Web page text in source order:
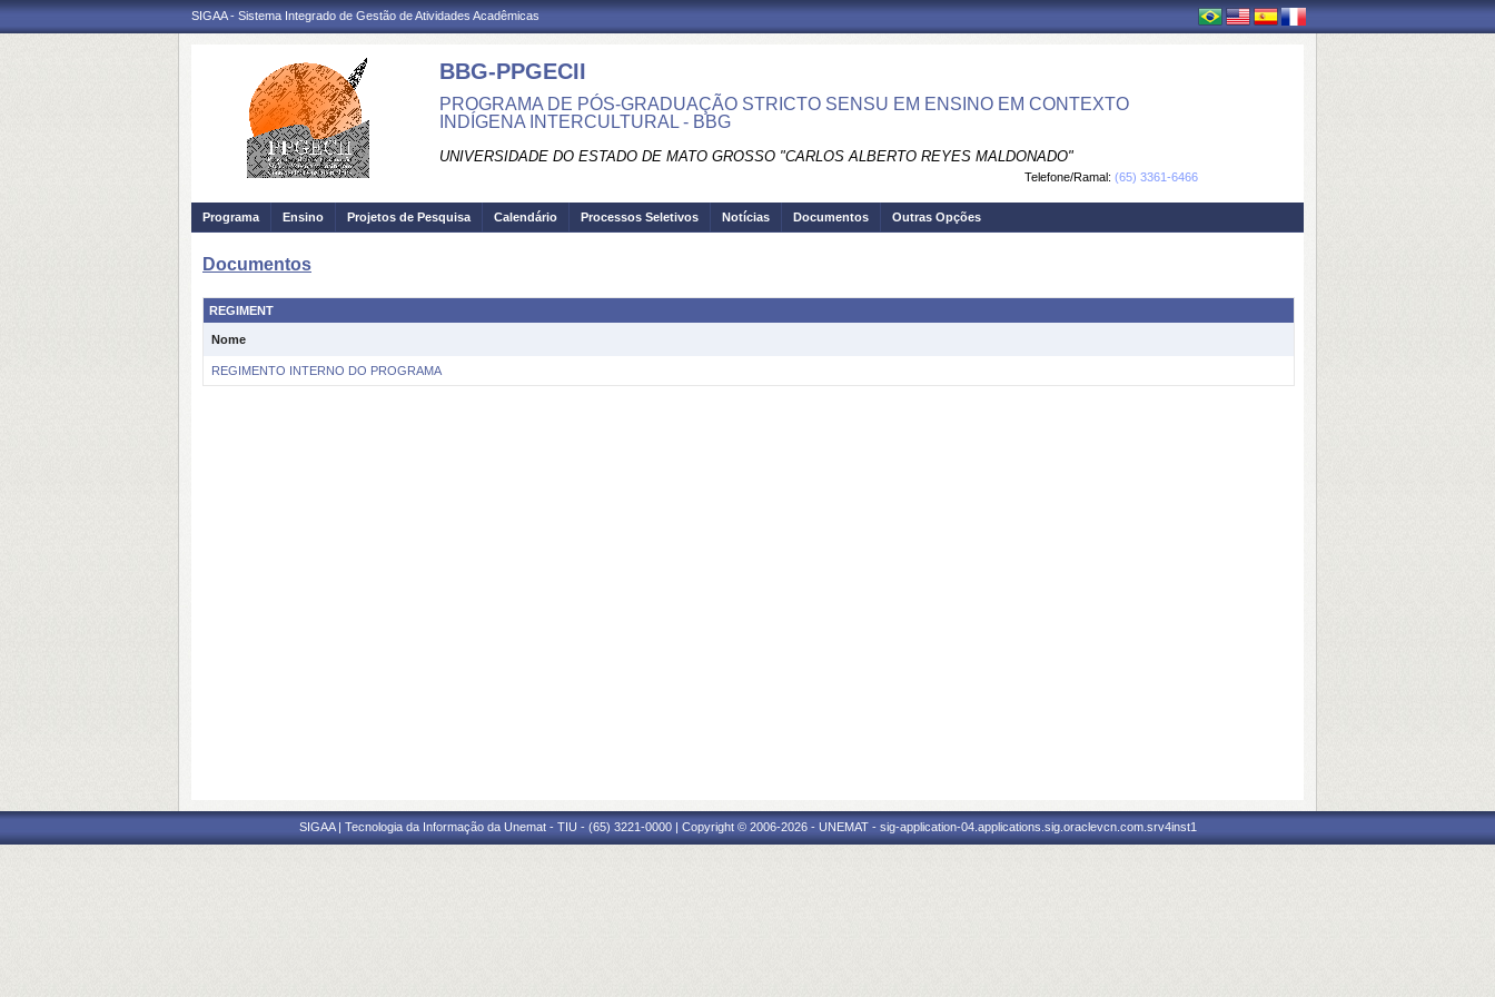
SIGAA - Sistema Integrado de Gestão de Atividades Acadêmicas
BBG-PPGECII
PROGRAMA DE PÓS-GRADUAÇÃO STRICTO SENSU EM ENSINO EM CONTEXTO
INDÍGENA INTERCULTURAL - BBG
UNIVERSIDADE DO ESTADO DE MATO GROSSO "CARLOS ALBERTO REYES MALDONADO"
Telefone/Ramal: (65) 3361-6466
Programa Ensino Projetos de Pesquisa Calendário Processos Seletivos Notícias Documentos Outras Opções
Documentos
REGIMENT
Nome
REGIMENTO INTERNO DO PROGRAMA
SIGAA | Tecnologia da Informação da Unemat - TIU - (65) 3221-0000 | Copyright © 2006-2026 - UNEMAT - sig-application-04.applications.sig.oraclevcn.com.srv4inst1